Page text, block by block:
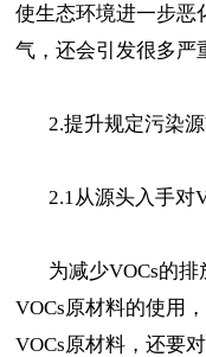
使生态环境进一步恶
气，还会引发很多严
2.提升规定污染源
2.1从源头入手对
为减少VOCs的排
VOCs原材料的使用
VOCs原材料，还要